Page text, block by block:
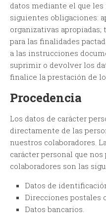
datos mediante el que
siguientes obligaciones:
organizativas
para las finalidades
a las instrucciones
suprimir o devolver los
finalice la prestación de
Procedencia
Los datos de carácter
directamente de las
nuestros colaboradores.
carácter personal que
colaboradores son las
Datos de
Direcciones postales
Datos bancarios.